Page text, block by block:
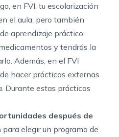
en FVI, tu escolarización
el aula, pero también
aprendizaje práctico.
y tendrás la
Además, en el FVI
hacer prácticas externas
Durante estas prácticas
después de
para elegir un programa de